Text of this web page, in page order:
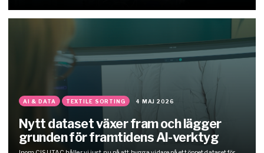
AI & DATA TEXTILE SORTING 4 MAJ 2026
Nytt dataset växer fram och lägger
grunden för framtidens AI-verktyg